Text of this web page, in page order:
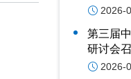
新发展
2026-
第三届
研讨会
2026-